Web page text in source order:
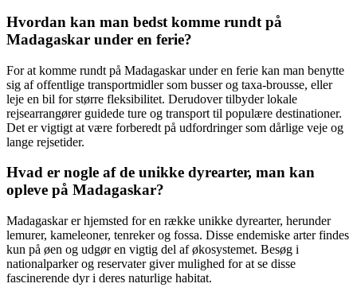
Hvordan kan man bedst komme rundt på
Madagaskar under en ferie?
For at komme rundt på Madagaskar under en ferie kan man benytte
sig af offentlige transportmidler som busser og taxa-brousse, eller
leje en bil for større fleksibilitet. Derudover tilbyder lokale
rejsearrangører guidede ture og transport til populære destinationer.
Det er vigtigt at være forberedt på udfordringer som dårlige veje og
lange rejsetider.
Hvad er nogle af de unikke dyrearter, man kan
opleve på Madagaskar?
Madagaskar er hjemsted for en række unikke dyrearter, herunder
lemurer, kameleoner, tenreker og fossa. Disse endemiske arter findes
kun på øen og udgør en vigtig del af økosystemet. Besøg i
nationalparker og reservater giver mulighed for at se disse
fascinerende dyr i deres naturlige habitat.